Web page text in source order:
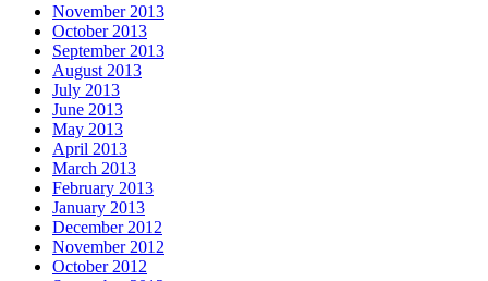
November 2013
October 2013
September 2013
August 2013
July 2013
June 2013
May 2013
April 2013
March 2013
February 2013
January 2013
December 2012
November 2012
October 2012